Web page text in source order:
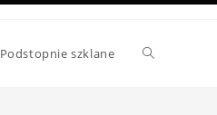
Podstopnie szklane